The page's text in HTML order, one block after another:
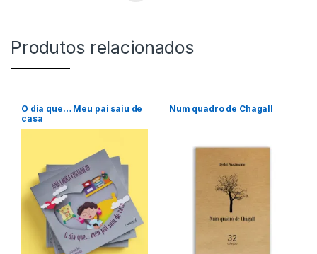
Produtos relacionados
O dia que… Meu pai saiu de
casa
Num quadro de Chagall